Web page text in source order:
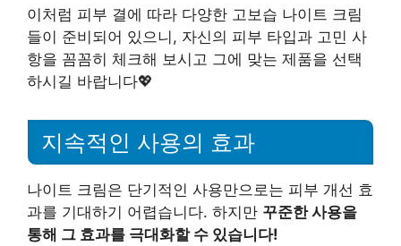
이처럼 피부 결에 따라 다양한 고보습 나이트 크림
들이 준비되어 있으니, 자신의 피부 타입과 고민 사
항을 꼼꼼히 체크해 보시고 그에 맞는 제품을 선택
하시길 바랍니다💖
지속적인 사용의 효과
나이트 크림은 단기적인 사용만으로는 피부 개선 효
과를 기대하기 어렵습니다. 하지만 꾸준한 사용을
통해 그 효과를 극대화할 수 있습니다!